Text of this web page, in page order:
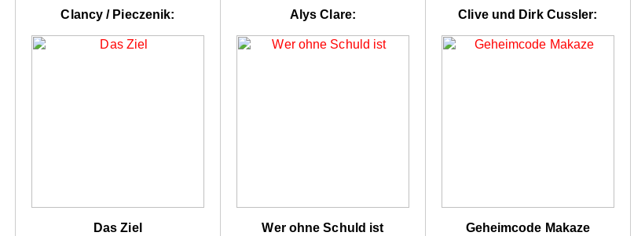
Clancy / Pieczenik:
Das Ziel
Alys Clare:
Wer ohne Schuld ist
Clive und Dirk Cussler:
Geheimcode Makaze